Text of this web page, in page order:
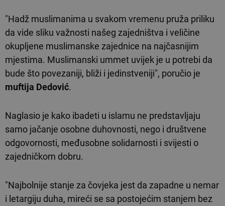
"Hadž muslimanima u svakom vremenu pruža priliku
da vide sliku važnosti našeg zajedništva i veličine
okupljene muslimanske zajednice na najčasnijim
mjestima. Muslimanski ummet uvijek je u potrebi da
bude što povezaniji, bliži i jedinstveniji", poručio je
muftija Dedović.
Naglasio je kako ibadeti u islamu ne predstavljaju
samo jačanje osobne duhovnosti, nego i društvene
odgovornosti, međusobne solidarnosti i svijesti o
zajedničkom dobru.
"Najbolnije stanje za čovjeka jest da zapadne u nemar
i letargiju duha, mireći se sa postojećim stanjem bez